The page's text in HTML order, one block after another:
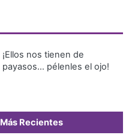
¡Ellos nos tienen de
payasos… pélenles el ojo!
Más Recientes